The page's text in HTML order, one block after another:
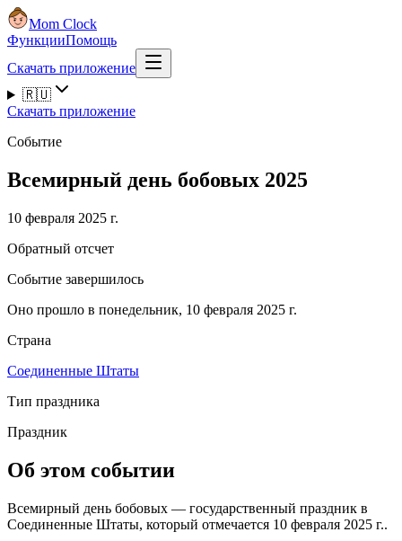
Mom Clock
ФункцииПомощь
Скачать приложение
🇷🇺
Скачать приложение
Событие
Всемирный день бобовых 2025
10 февраля 2025 г.
Обратный отсчет
Событие завершилось
Оно прошло в понедельник, 10 февраля 2025 г.
Страна
Соединенные Штаты
Тип праздника
Праздник
Об этом событии
Всемирный день бобовых — государственный праздник в
Соединенные Штаты, который отмечается 10 февраля 2025 г..